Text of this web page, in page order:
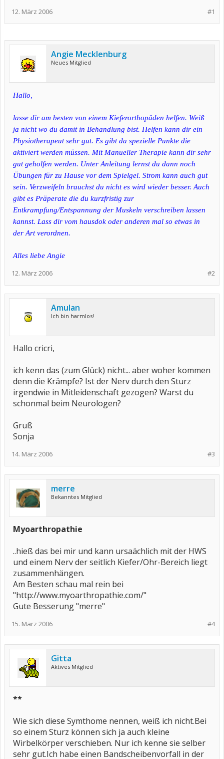
#1
12. März 2006
Angie Mecklenburg
Neues Mitglied
Hallo,
lasse dir am besten von einem Kieferorthopäden helfen. Weiß
ja nicht wo du damit in Behandlung bist. Helfen kann dir ein
Physiotherapeut sehr gut. Es gibt da spezielle Punkte die
aktiviert werden müssen. Mit Manueller Therapie kann dir sehr
gut geholfen werden. Unter Anleitung lernst du dann noch
Übungen für zu Hause vor dem Spielgel. Strom kann auch gut
sein. Verzweifeln brauchst du nicht es wird wieder besser. Auch
gibt es Präperate die du kurzfristig zur
Entkrampfung/Entspannung der Muskeln verschreiben lassen
kannst. Lass dir vom hausdok oder anderen mal so etwas in
der Art verordnen.
Alles liebe Angie
#2
12. März 2006
Amulan
Ich bin harmlos!
Hallo cricri,
ich kenn das (zum Glück) nicht... aber woher kommen
denn die Krämpfe? Ist der Nerv durch den Sturz
irgendwie in Mitleidenschaft gezogen? Warst du
schonmal beim Neurologen?
Gruß
Sonja
#3
14. März 2006
merre
Bekanntes Mitglied
Myoarthropathie
..hieß das bei mir und kann ursaächlich mit der HWS
und einem Nerv der seitlich Kiefer/Ohr-Bereich liegt
zusammenhängen.
Am Besten schau mal rein bei
"http://www.myoarthropathie.com/"
Gute Besserung "merre"
#4
15. März 2006
Gitta
Aktives Mitglied
**
Wie sich diese Symthome nennen, weiß ich nicht.Bei
so einem Sturz können sich ja auch kleine
Wirbelkörper verschieben. Nur ich kenne sie selber
sehr gut.Ich habe einen Bandscheibenvorfall in der